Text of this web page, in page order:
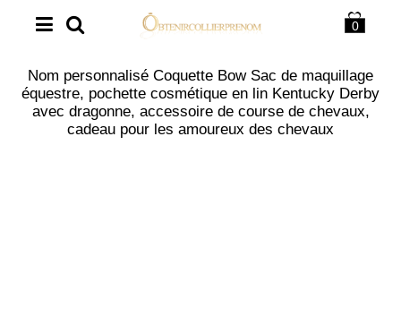
0
Nom personnalisé Coquette Bow Sac de maquillage
équestre, pochette cosmétique en lin Kentucky Derby
avec dragonne, accessoire de course de chevaux,
cadeau pour les amoureux des chevaux